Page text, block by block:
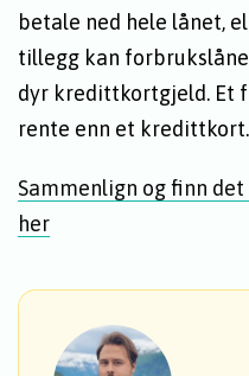
betale ned hele lånet,
tillegg kan
dyr kredittkortgjeld. Et
rente enn et kredittkort.
Sammenlign og finn
her